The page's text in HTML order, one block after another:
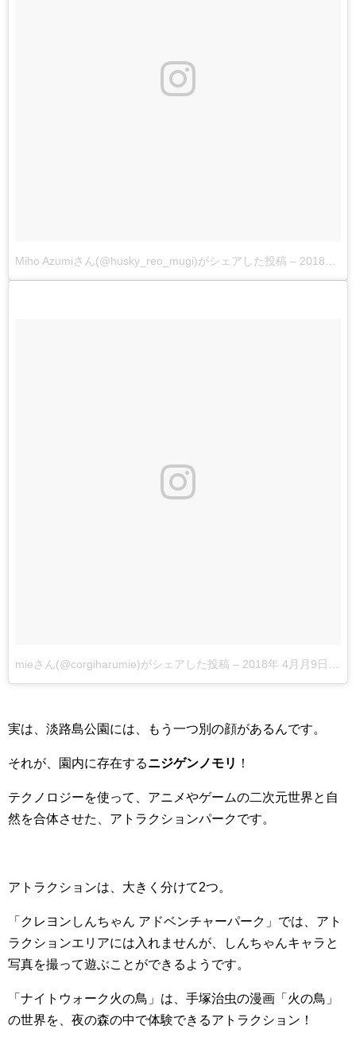
Miho Azumiさん(@husky_reo_mugi)がシェアした投稿 – 2018年 5月月6日午前4時38分PDT
mieさん(@corgiharumie)がシェアした投稿 – 2018年 4月月9日午前1時59分PDT
実は、淡路島公園には、もう一つ別の顔があるんです。
それが、園内に存在するニジゲンノモリ ！
テクノロジーを使って、アニメやゲームの二次元世界と自
然を合体させた、アトラクションパークです。
アトラクションは、大きく分けて2つ。
「クレヨンしんちゃん アドベンチャーパーク」では、アト
ラクションエリアには入れませんが、しんちゃんキャラと
写真を撮って遊ぶことができるようです。
「ナイトウォーク火の鳥」は、手塚治虫の漫画「火の鳥」
の世界を、夜の森の中で体験できるアトラクション！